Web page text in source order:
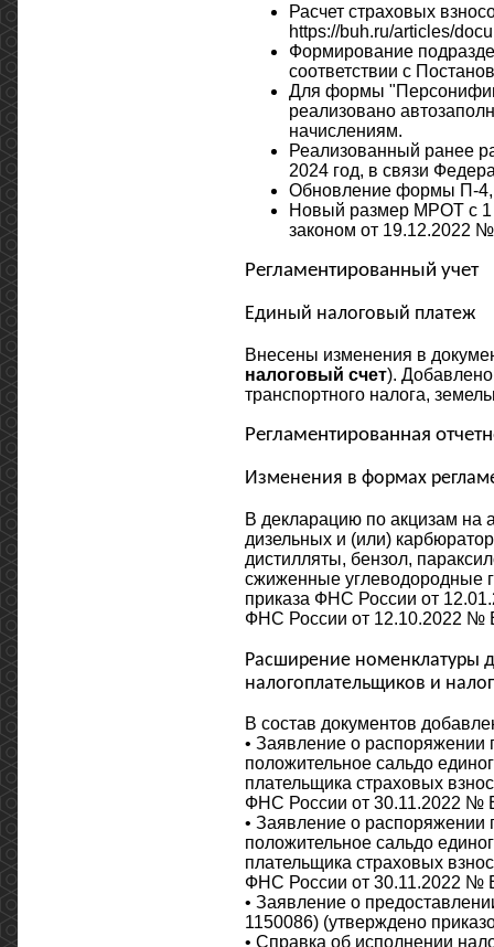
Расчет страховых
https://buh.ru/articles/
Формирование
соответствии с
Для формы
реализовано
начислениям.
Реализованный ранее
2024 год, в связи
Обновление формы П-4,
Новый размер МРОТ с 1
законом от 19.12.2022
Регламентированный учет
Единый налоговый платеж
Внесены изменения в
налоговый счет).
транспортного налога,
Регламентированная
Изменения в формах
В декларацию по акцизам на
дизельных и (или)
дистилляты, бензол,
сжиженные углеводородные
приказа ФНС России от
ФНС России от 12.10.2022 №
Расширение номенклатуры
налогоплательщиков и
В состав документов
• Заявление о
положительное сальдо
плательщика страховых
ФНС России от 30.11.2022 №
• Заявление о
положительное сальдо
плательщика страховых
ФНС России от 30.11.2022 №
• Заявление о
1150086) (утверждено
• Справка об исполнении